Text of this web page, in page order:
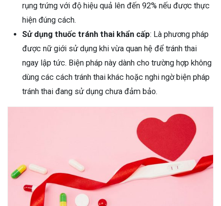
rụng trứng với độ hiệu quả lên đến 92% nếu được thực
hiện đúng cách.
Sử dụng thuốc tránh thai khẩn cấp: Là phương pháp
được nữ giới sử dụng khi vừa quan hệ để tránh thai
ngay lập tức. Biện pháp này dành cho trường hợp không
dùng các cách tránh thai khác hoặc nghi ngờ biện pháp
tránh thai đang sử dụng chưa đảm bảo.